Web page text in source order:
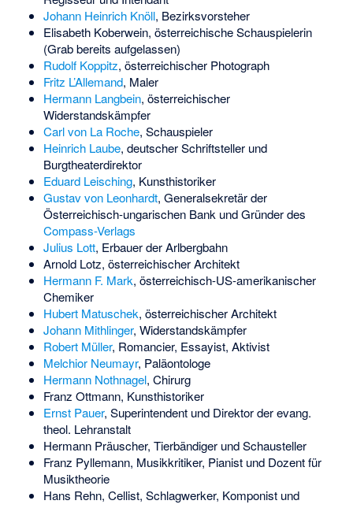
Johann Heinrich Knöll, Bezirksvorsteher
Elisabeth Koberwein, österreichische Schauspielerin
(Grab bereits aufgelassen)
Rudolf Koppitz, österreichischer Photograph
Fritz L’Allemand, Maler
Hermann Langbein, österreichischer
Widerstandskämpfer
Carl von La Roche, Schauspieler
Heinrich Laube, deutscher Schriftsteller und
Burgtheaterdirektor
Eduard Leisching, Kunsthistoriker
Gustav von Leonhardt, Generalsekretär der
Österreichisch-ungarischen Bank und Gründer des
Compass-Verlags
Julius Lott, Erbauer der Arlbergbahn
Arnold Lotz, österreichischer Architekt
Hermann F. Mark, österreichisch-US-amerikanischer
Chemiker
Hubert Matuschek, österreichischer Architekt
Johann Mithlinger, Widerstandskämpfer
Robert Müller, Romancier, Essayist, Aktivist
Melchior Neumayr, Paläontologe
Hermann Nothnagel, Chirurg
Franz Ottmann, Kunsthistoriker
Ernst Pauer, Superintendent und Direktor der evang.
theol. Lehranstalt
Hermann Präuscher, Tierbändiger und Schausteller
Franz Pyllemann, Musikkritiker, Pianist und Dozent für
Musiktheorie
Hans Rehn, Cellist, Schlagwerker, Komponist und